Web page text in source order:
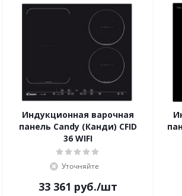
Индукционная варочная
панель Candy (Канди) CFID
36 WIFI
Уточняйте
33 361 руб./шт